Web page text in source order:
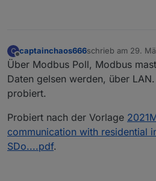
C
Offline
captainchaos666schrieb am 29.
zuletzt editiert von
Über Modbus Poll, Modbus
Daten gelsen werden, über
probiert.
Probiert nach der Vorlage
communication with residential
SDo....pdf.